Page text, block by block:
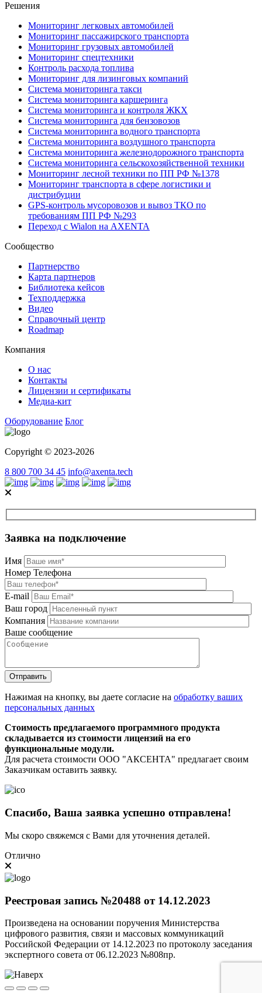
Решения
Мониторинг легковых автомобилей
Мониторинг пассажирского транспорта
Мониторинг грузовых автомобилей
Мониторинг спецтехники
Контроль расхода топлива
Мониторинг для лизинговых компаний
Система мониторинга такси
Система мониторинга каршеринга
Система мониторинга и контроля ЖКХ
Система мониторинга для бензовозов
Система мониторинга водного транспорта
Система мониторинга воздушного транспорта
Система мониторинга железнодорожного транспорта
Система мониторинга сельскохозяйственной техники
Мониторинг лесной техники по ПП РФ №1378
Мониторинг транспорта в сфере логистики и
дистрибуции
GPS-контроль мусоровозов и вывоз ТКО по
требованиям ПП РФ №293
Переход с Wialon на AXENTA
Сообщество
Партнерство
Карта партнеров
Библиотека кейсов
Техподдержка
Видео
Справочный центр
Roadmap
Компания
О нас
Контакты
Лицензии и сертификаты
Медиа-кит
Оборудование Блог
Copyright © 2023-2026
8 800 700 34 45 info@axenta.tech
Заявка на подключение
Имя
Номер Телефона
E-mail
Ваш город
Компания
Ваше сообщение
Нажимая на кнопку, вы даете согласие на обработку ваших
персональных данных
Стоимость предлагаемого программного продукта
складывается из стоимости лицензий на его
функциональные модули.
Для расчета стоимости ООО "АКСЕНТА" предлагает своим
Заказчикам оставить заявку.
Спасибо, Ваша заявка успешно отправлена!
Мы скоро свяжемся с Вами для уточнения деталей.
Отлично
Реестровая запись №20488 от 14.12.2023
Произведена на основании поручения Министерства
цифрового развития, связи и массовых коммуникаций
Российской Федерации от 14.12.2023 по протоколу заседания
экспертного совета от 06.12.2023 №808пр.